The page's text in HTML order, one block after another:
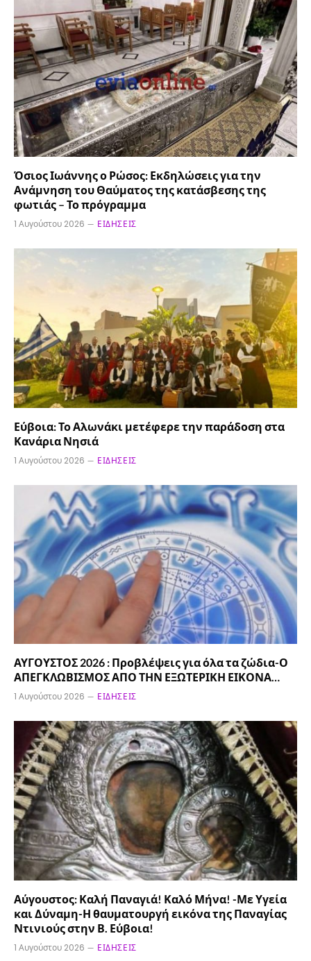
Όσιος Ιωάννης ο Ρώσος: Εκδηλώσεις για την
Ανάμνηση του Θαύματος της κατάσβεσης της
φωτιάς – Το πρόγραμμα
1 Αυγούστου 2026 ΕΙΔΉΣΕΙΣ
Εύβοια: Το Αλωνάκι μετέφερε την παράδοση στα
Κανάρια Νησιά
1 Αυγούστου 2026 ΕΙΔΉΣΕΙΣ
ΑΥΓΟΥΣΤΟΣ 2026 : Προβλέψεις για όλα τα ζώδια-Ο
ΑΠΕΓΚΛΩΒΙΣΜΟΣ ΑΠΟ ΤΗΝ ΕΞΩΤΕΡΙΚΗ ΕΙΚΟΝΑ…
1 Αυγούστου 2026 ΕΙΔΉΣΕΙΣ
Αύγουστος: Καλή Παναγιά! Καλό Μήνα! -Με Υγεία
και Δύναμη-Η θαυματουργή εικόνα της Παναγίας
Ντινιούς στην Β. Εύβοια!
1 Αυγούστου 2026 ΕΙΔΉΣΕΙΣ